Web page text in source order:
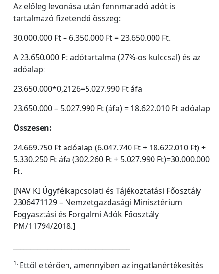
Az előleg levonása után fennmaradó adót is
tartalmazó fizetendő összeg:
30.000.000 Ft – 6.350.000 Ft = 23.650.000 Ft.
A 23.650.000 Ft adótartalma (27%-os kulccsal) és az
adóalap:
23.650.000*0,2126=5.027.990 Ft áfa
23.650.000 – 5.027.990 Ft (áfa) = 18.622.010 Ft adóalap
Összesen:
24.669.750 Ft adóalap (6.047.740 Ft + 18.622.010 Ft) +
5.330.250 Ft áfa (302.260 Ft + 5.027.990 Ft)=30.000.000
Ft.
[NAV KI Ügyfélkapcsolati és Tájékoztatási Főosztály
2306471129 – Nemzetgazdasági Minisztérium
Fogyasztási és Forgalmi Adók Főosztály
PM/11794/2018.]
1. Ettől eltérően, amennyiben az ingatlanértékesítés